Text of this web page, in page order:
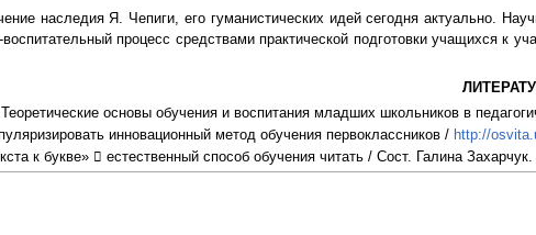
наследия Я. Чепиги, его гуманистических идей сегодня актуально.
процесс средствами практической подготовки учащихся к
основы обучения и воспитания младших школьников в
инновационный метод обучения первоклассников / http://
к букве»  естественный способ обучения читать / Сост. Галина